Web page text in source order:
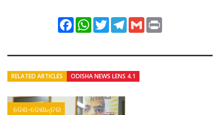
FacebookWhatsApp
TwitterTelegram
Gmail
RELATED ARTICLES ODISHA NEWS LENS 4.1
ଦେଶ-ଦେଶାନ୍ତର